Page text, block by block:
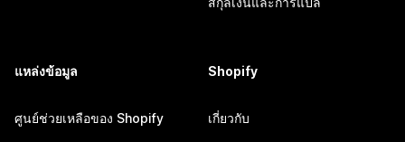
แหล่งข้อมูล
ศูนย์ช่วยเหลือของ Shopify
Shopify
เกี่ยวกับ